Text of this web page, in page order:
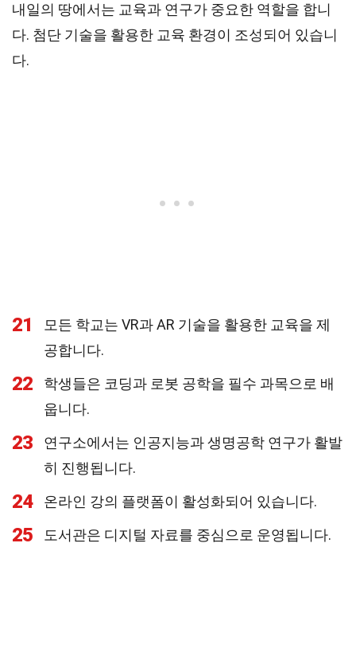
내일의 땅에서는 교육과 연구가 중요한 역할을 합니
다. 첨단 기술을 활용한 교육 환경이 조성되어 있습니
다.
21
모든 학교는 VR과 AR 기술을 활용한 교육을 제
공합니다.
22
학생들은 코딩과 로봇 공학을 필수 과목으로 배
웁니다.
23
연구소에서는 인공지능과 생명공학 연구가 활발
히 진행됩니다.
24 온라인 강의 플랫폼이 활성화되어 있습니다.
25 도서관은 디지털 자료를 중심으로 운영됩니다.